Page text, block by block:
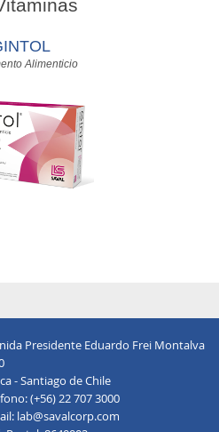
Alimenticio
Presidente Eduardo Frei Montalva
- Santiago de Chile
(+56) 22 707 3000
lab@savalcorp.com